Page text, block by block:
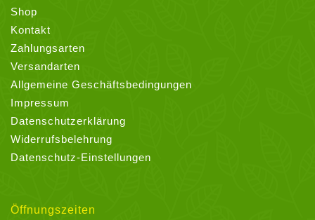
Shop
Kontakt
Zahlungsarten
Versandarten
Allgemeine Geschäftsbedingungen
Impressum
Datenschutzerklärung
Widerrufsbelehrung
Datenschutz-Einstellungen
Öffnungszeiten